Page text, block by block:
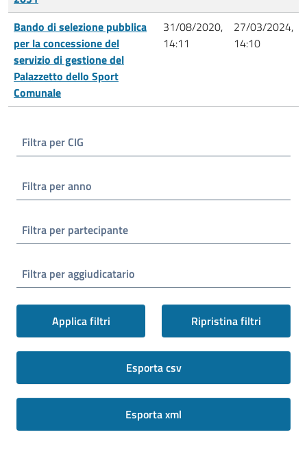
Bando di selezione pubblica
per la concessione del
servizio di gestione del
Palazzetto dello Sport
Comunale
31/08/2020,
14:11
27/03/2024,
14:10
Filtra per CIG
Filtra per anno
Filtra per partecipante
Filtra per aggiudicatario
Applica filtri Ripristina filtri
Esporta csv
Esporta xml